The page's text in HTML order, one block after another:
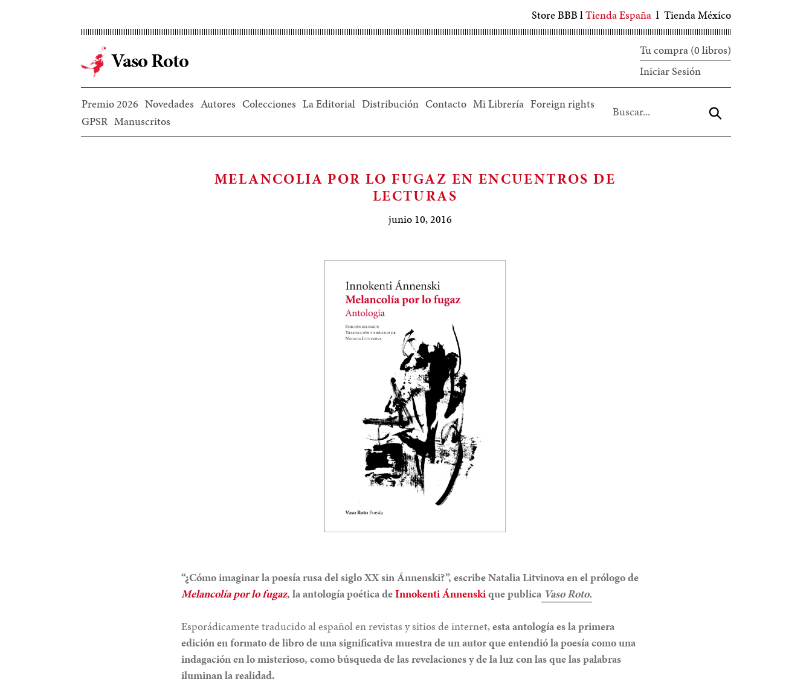
contenido
principal
Store BBB lTienda España l Tienda México
Vaso Roto
Tu compra (0 libros)
Iniciar SesiónIniciar
sesión
Premio 2026 Novedades Autores Colecciones La Editorial Distribución Contacto Mi Librería Foreign rights
GPSR Manuscritos
MELANCOLIA POR LO FUGAZ EN ENCUENTROS DE
LECTURAS
junio 10, 2016
“¿Cómo imaginar la poesía rusa del siglo XX sin Ánnenski?”, escribe Natalia Litvinova en el prólogo de
Melancolía por lo fugaz, la antología poética deInnokenti Ánnenskique publicaVaso Roto.
Esporádicamente traducido al español en revistas y sitios de internet,esta antología es la primera
edición en formato de libro de una significativa muestra de un autor que entendió la poesía como una
indagación en lo misterioso, como búsqueda de las revelaciones y de la luz con las que las palabras
iluminan la realidad.